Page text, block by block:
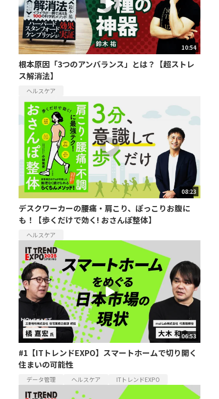
10:54
根本原因「3つのアンバランス」とは？【超ストレ
ス解消法】
ヘルスケア
08:23
デスクワーカーの腰痛・肩こり、ぽっこりお腹に
も！【歩くだけで効く! おさんぽ整体】
ヘルスケア
06:53
#1【ITトレンドEXPO】スマートホームで切り開く
住まいの可能性
データ管理 ヘルスケア ITトレンドEXPO